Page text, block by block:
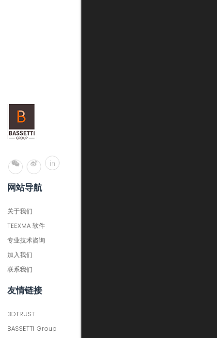
in
网站导航
关于我们
TEEXMA 软件
专业技术咨询
加入我们
联系我们
友情链接
3DTRUST
BASSETTI Group